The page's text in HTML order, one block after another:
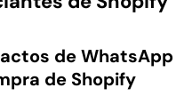
de WhatsApp
de Shopify